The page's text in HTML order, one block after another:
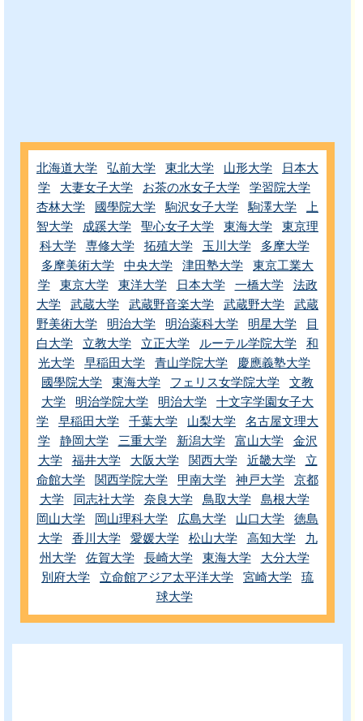
北海道大学 弘前大学 東北大学 山形大学
日本大
学
大妻女子大学 お茶の水女子大学
学習院大学
杏林大学
國學院大学 駒沢女子大学 駒澤大学
上
智大学
成蹊大学 聖心女子大学 東海大学
東京理
科大学
専修大学 拓殖大学 玉川大学
多摩大学
多摩美術大学
中央大学 津田塾大学
東京工業大
学
東京大学 東洋大学 日本大学 一橋大学
法政
大学
武蔵大学 武蔵野音楽大学 武蔵野大学
武蔵
野美術大学
明治大学 明治薬科大学 明星大学
目
白大学
立教大学 立正大学 ルーテル学院大学
和
光大学
早稲田大学 青山学院大学
慶應義塾大学
國學院大学
東海大学 フェリス女学院大学
文教
大学
明治学院大学 明治大学
十文字学園女子大
学
早稲田大学 千葉大学 山梨大学
名古屋文理大
学
静岡大学 三重大学 新潟大学 富山大学
金沢
大学
福井大学 大阪大学 関西大学 近畿大学
立
命館大学
関西学院大学 甲南大学 神戸大学
京都
大学
同志社大学 奈良大学 鳥取大学
島根大学
岡山大学
岡山理科大学 広島大学 山口大学
徳島
大学
香川大学 愛媛大学 松山大学 高知大学
九
州大学
佐賀大学 長崎大学 東海大学
大分大学
別府大学
立命館アジア太平洋大学 宮崎大学
琉
球大学